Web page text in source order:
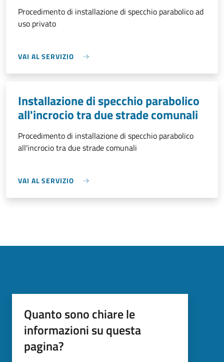
Procedimento di installazione di specchio parabolico ad
uso privato
VAI AL SERVIZIO
Installazione di specchio parabolico
all'incrocio tra due strade comunali
Procedimento di installazione di specchio parabolico
all'incrocio tra due strade comunali
VAI AL SERVIZIO
Quanto sono chiare le
informazioni su questa
pagina?